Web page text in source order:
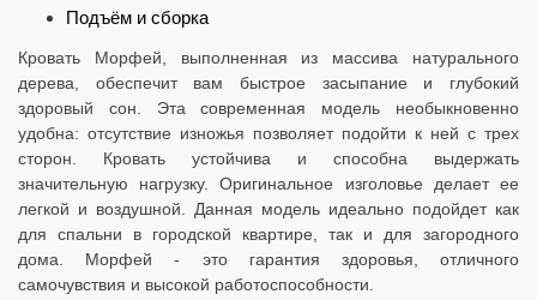
Подъём и сборка
Кровать Морфей, выполненная из массива натурального
дерева, обеспечит вам быстрое засыпание и глубокий
здоровый сон. Эта современная модель необыкновенно
удобна: отсутствие изножья позволяет подойти к ней с трех
сторон. Кровать устойчива и способна выдержать
значительную нагрузку. Оригинальное изголовье делает ее
легкой и воздушной. Данная модель идеально подойдет как
для спальни в городской квартире, так и для загородного
дома. Морфей - это гарантия здоровья, отличного
самочувствия и высокой работоспособности.